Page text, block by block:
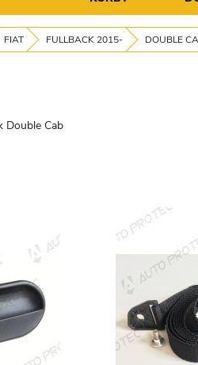
FIAT FULLBACK 2015- DOUBLE
Double Cab